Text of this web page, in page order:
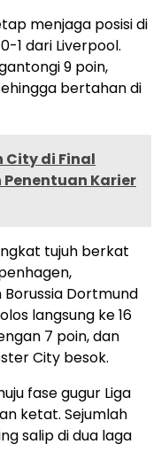
menjaga posisi di
1 dari Liverpool.
9 poin,
bertahan di
City di Final
Penentuan Karier
tujuh berkat
Dortmund
langsung ke 16
7 poin, dan
City besok.
fase gugur Liga
ketat. Sejumlah
salip di dua laga